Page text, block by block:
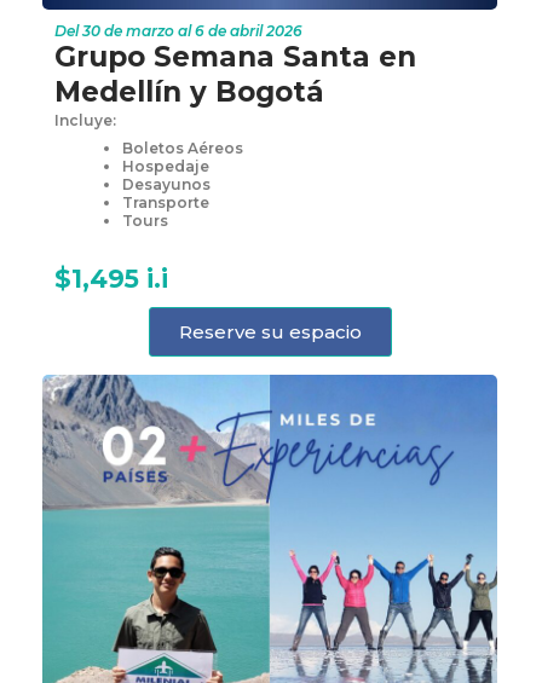
Del 30 de marzo al 6 de abril 2026
Grupo Semana Santa en
Medellín y Bogotá
Incluye:
Boletos Aéreos
Hospedaje
Desayunos
Transporte
Tours
$1,495 i.i
Reserve su espacio